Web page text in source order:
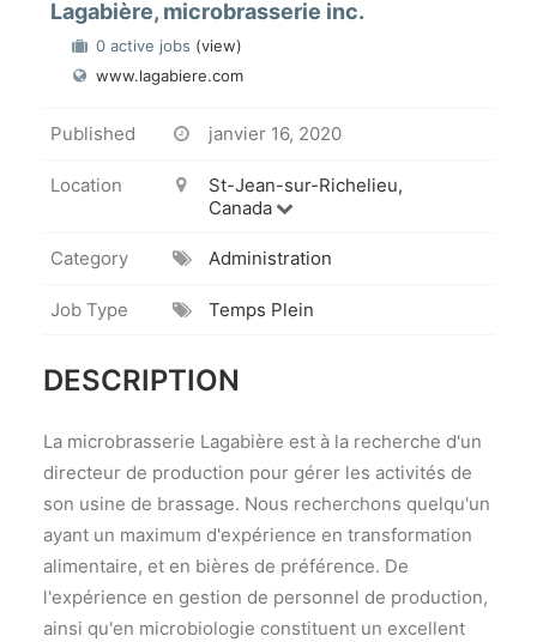
Lagabière, microbrasserie inc.
0 active jobs (view)
www.lagabiere.com
Published janvier 16, 2020
Location
St-Jean-sur-Richelieu,
Canada
Category Administration
Job Type Temps Plein
DESCRIPTION
La microbrasserie Lagabière est à la recherche d'un
directeur de production pour gérer les activités de
son usine de brassage. Nous recherchons quelqu'un
ayant un maximum d'expérience en transformation
alimentaire, et en bières de préférence. De
l'expérience en gestion de personnel de production,
ainsi qu'en microbiologie constituent un excellent